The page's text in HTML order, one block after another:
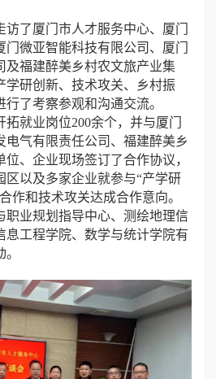
了厦门市人才服务中心、厦门
微亚智能科技有限公司、厦门
及福建醉美乡村农文旅产业集
学研创新、技术攻关、乡村振
了考察参观和沟通交流。
业岗位200余个，并与厦门
电气有限责任公司、福建醉美乡
、企业现场签订了合作协议，
区以及多家企业就参与“产学研
作和技术攻关达成合作意向。
业规划指导中心、测绘地理信
息工程学院、数学与统计学院有